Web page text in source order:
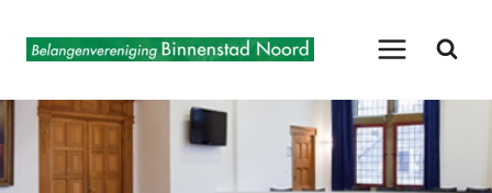
naar